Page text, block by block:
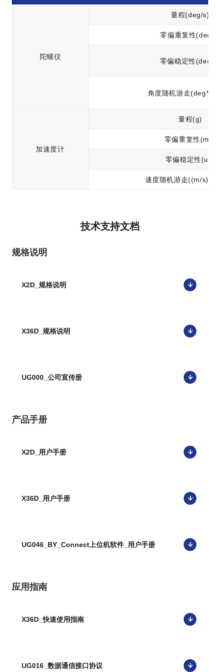
陀螺仪
量程(deg/s)
零偏重复性(deg/s)
零偏稳定性(deg/
角度随机游走
加速度计
量程(g)
零偏重复性(mg)
零偏稳定性(ug)
速度随机游走((m/
技术支持文档
规格说明
X2D_规格说明
X36D_规格说明
UG000_公司宣传册
产品手册
X2D_用户手册
X36D_用户手册
UG046_BY_Connect上位机软件_用户手册
应用指南
X36D_快速使用指南
UG016_数据通信接口协议